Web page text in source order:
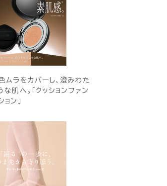
ムラをカバーし、澄みわた
な肌へ。「クッションファン
ョン」